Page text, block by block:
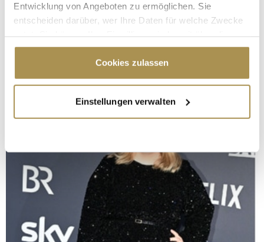
Entwicklung von Angeboten zu ermöglichen. Sie
entscheiden darüber, wer Ihre Daten für welche Zwecke
Cookie-Erklärung oder durch Klicken auf das Privacy
Trigger Symbol ändern oder widerrufen
Informationen über Ihre geografische Lage
erfassen, welche bis auf einige Meter genau sein
bestimmten Merkmalen (Fingerprinting) identifizieren
Erfahren Sie mehr darüber, wie Ihre persönlichen Daten
verarbeitet werden, und legen Sie Ihre Präferenzen im
Abschnitt Einzelheiten
Wir verwenden Cookies, um Inhalte und Anzeigen zu
Cookies zulassen
Einstellungen verwalten